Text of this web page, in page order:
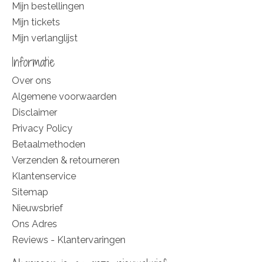
Mijn bestellingen
Mijn tickets
Mijn verlanglijst
Informatie
Over ons
Algemene voorwaarden
Disclaimer
Privacy Policy
Betaalmethoden
Verzenden & retourneren
Klantenservice
Sitemap
Nieuwsbrief
Ons Adres
Reviews - Klantervaringen